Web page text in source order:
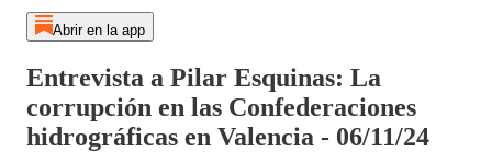
Abrir en la app
Entrevista a Pilar Esquinas: La
corrupción en las Confederaciones
hidrográficas en Valencia - 06/11/24